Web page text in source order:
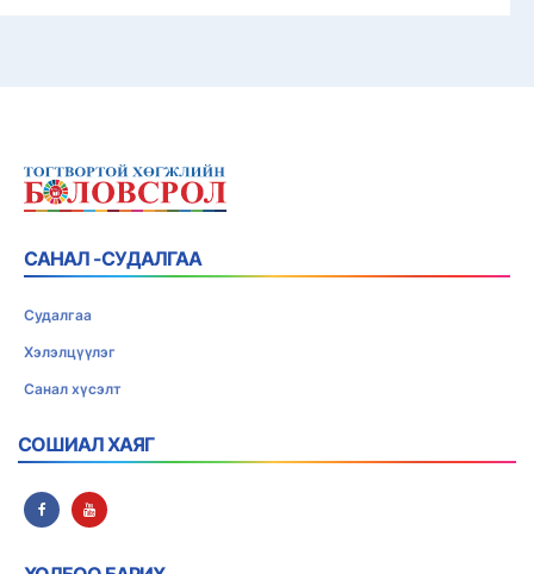
САНАЛ -СУДАЛГАА
Судалгаа
Хэлэлцүүлэг
Санал хүсэлт
СОШИАЛ ХАЯГ